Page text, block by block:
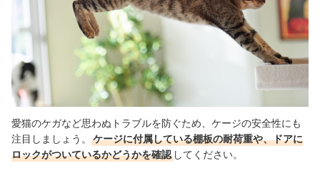
愛猫のケガなど思わぬトラブルを防ぐため、ケージの安全性にも
注目しましょう。
ケージに付属している棚板の耐荷重や、ドアに
ロックがついているかどうかを確認 してください。